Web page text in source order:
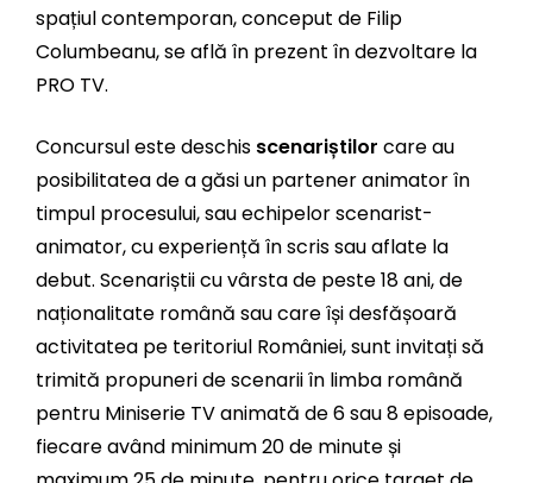
spațiul contemporan, conceput de Filip
Columbeanu, se află în prezent în dezvoltare la
PRO TV.
Concursul este deschis scenariștilor care au
posibilitatea de a găsi un partener animator în
timpul procesului, sau echipelor scenarist-
animator, cu experiență în scris sau aflate la
debut. Scenariștii cu vârsta de peste 18 ani, de
naționalitate română sau care își desfășoară
activitatea pe teritoriul României, sunt invitați să
trimită propuneri de scenarii în limba română
pentru Miniserie TV animată de 6 sau 8 episoade,
fiecare având minimum 20 de minute și